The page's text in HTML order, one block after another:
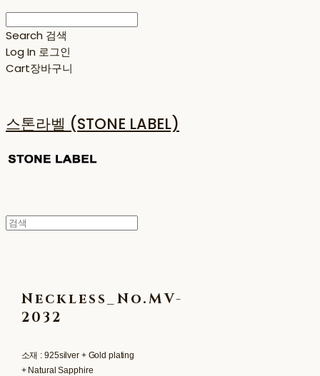
Search 검색
Log In 로그인
Cart장바구니
스톤라벨 (STONE LABEL)
Neckless_No.MV-
2032
소재 : 925silver + Gold plating
+ Natural Sapphire